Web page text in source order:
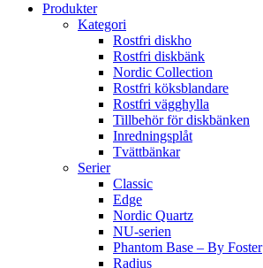
Produkter
Kategori
Rostfri diskho
Rostfri diskbänk
Nordic Collection
Rostfri köksblandare
Rostfri vägghylla
Tillbehör för diskbänken
Inredningsplåt
Tvättbänkar
Serier
Classic
Edge
Nordic Quartz
NU-serien
Phantom Base – By Foster
Radius